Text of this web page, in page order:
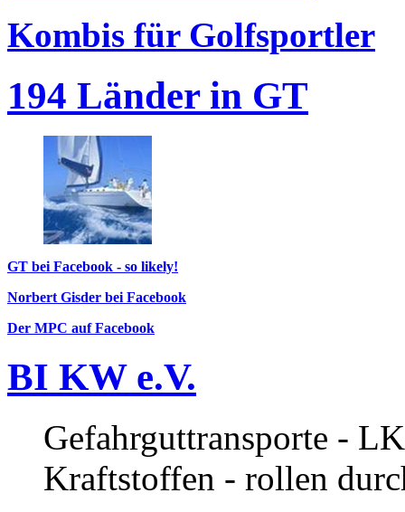
Kombis für Golfsportler
194 Länder in GT
GT bei Facebook - so likely!
Norbert Gisder bei Facebook
Der MPC auf Facebook
BI KW e.V.
Gefahrguttransporte -
Kraftstoffen - rollen